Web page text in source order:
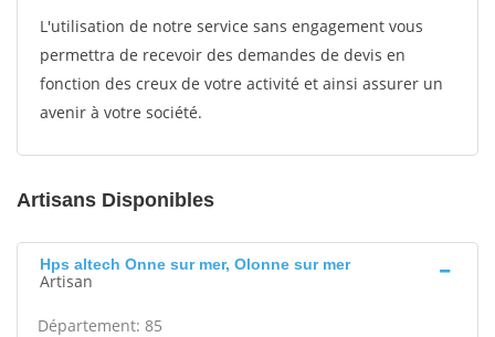
L'utilisation de notre service sans engagement vous
permettra de recevoir des demandes de devis en
fonction des creux de votre activité et ainsi assurer un
avenir à votre société.
Artisans Disponibles
Hps altech Onne sur mer, Olonne sur mer
Artisan
Département: 85